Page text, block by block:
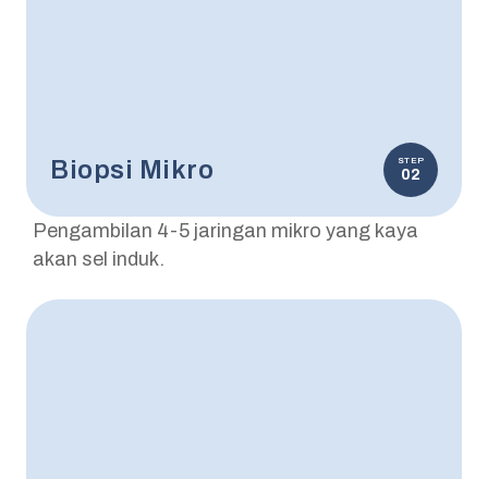
Biopsi Mikro STEP
02
Pengambilan 4-5 jaringan mikro yang kaya
akan sel induk.